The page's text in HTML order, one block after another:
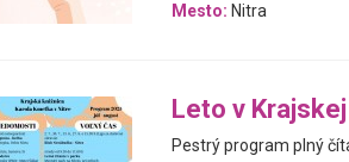
Mesto: Nitra
Leto v
Pestrý program plný